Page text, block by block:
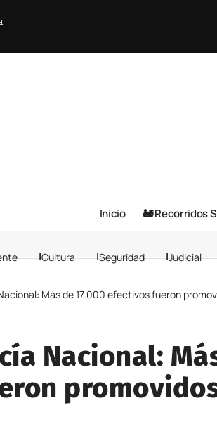
Inicio 🚂 Recorridos
Cultura Seguridad Judicial
Más de 17.000 efectivos fueron
Nacional: